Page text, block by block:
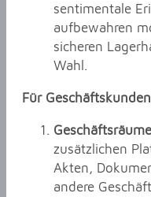
sentimentale
aufbewahren
sicheren
Wahl.
Für
zusätzlichen
Akten,
andere